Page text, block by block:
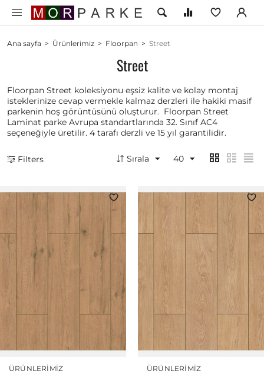
Ana sayfa > Ürünlerimiz > Floorpan > Street
Street
Floorpan Street koleksiyonu eşsiz kalite ve kolay montaj
isteklerinize cevap vermekle kalmaz derzleri ile hakiki masif
parkenin hoş görüntüsünü oluşturur. Floorpan Street
Laminat parke Avrupa standartlarında 32. Sınıf AC4
seçeneğiyle üretilir. 4 tarafı derzli ve 15 yıl garantilidir.
Filters Sırala 40
ÜRÜNLERIMIZ
ÜRÜNLERIMIZ